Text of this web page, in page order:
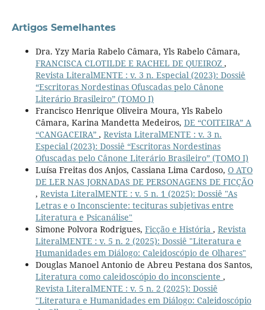
Artigos Semelhantes
Dra. Yzy Maria Rabelo Câmara, Yls Rabelo Câmara,
FRANCISCA CLOTILDE E RACHEL DE QUEIROZ ,
Revista LiteralMENTE : v. 3 n. Especial (2023): Dossiê
“Escritoras Nordestinas Ofuscadas pelo Cânone
Literário Brasileiro” (TOMO I)
Francisco Henrique Oliveira Moura, Yls Rabelo
Câmara, Karina Mandetta Medeiros, DE “COITEIRA” A
“CANGACEIRA” , Revista LiteralMENTE : v. 3 n.
Especial (2023): Dossiê “Escritoras Nordestinas
Ofuscadas pelo Cânone Literário Brasileiro” (TOMO I)
Luísa Freitas dos Anjos, Cassiana Lima Cardoso, O ATO
DE LER NAS JORNADAS DE PERSONAGENS DE FICÇÃO
, Revista LiteralMENTE : v. 5 n. 1 (2025): Dossiê "As
Letras e o Inconsciente: tecituras subjetivas entre
Literatura e Psicanálise"
Simone Polvora Rodrigues, Ficção e História , Revista
LiteralMENTE : v. 5 n. 2 (2025): Dossiê "Literatura e
Humanidades em Diálogo: Caleidoscópio de Olhares"
Douglas Manoel Antonio de Abreu Pestana dos Santos,
Literatura como caleidoscópio do inconsciente ,
Revista LiteralMENTE : v. 5 n. 2 (2025): Dossiê
"Literatura e Humanidades em Diálogo: Caleidoscópio